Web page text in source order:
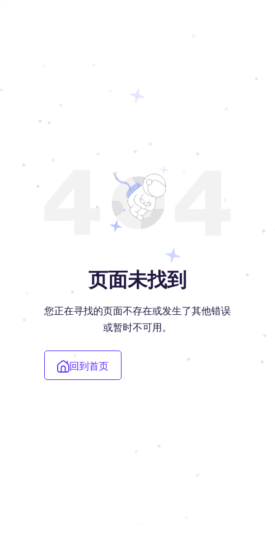
页面未找到
您正在寻找的页面不存在或发生了其他错误
或暂时不可用。
回到首页